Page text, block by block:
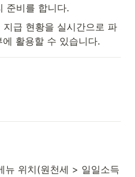
준비를 합니다.
급 현황을 실시간으로 파
에 활용할 수 있습니다.
뉴 위치(원천세 > 일일소득